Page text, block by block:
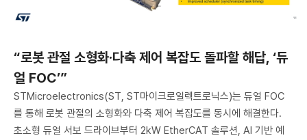
“로봇 관절 소형화·다축 제어 복잡도 돌파할 해답, ‘듀
얼 FOC’”
STMicroelectronics(ST, ST마이크로일렉트로닉스)는 듀얼 FOC
를 통해 로봇 관절의 소형화와 다축 제어 복잡도를 동시에 해결한다.
초소형 듀얼 서보 드라이브부터 2kW EtherCAT 솔루션, AI 기반 예